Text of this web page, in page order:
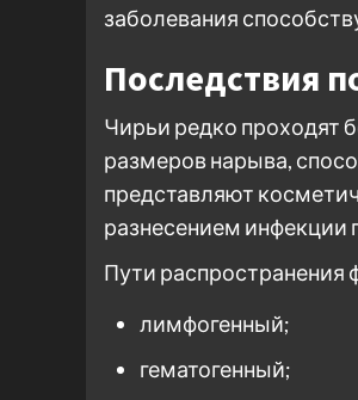
заболевания
Последствия
Чирьи редко проходят
размеров нарыва,
представляют
разнесением инфекции
Пути распространения
лимфогенный;
гематогенный;